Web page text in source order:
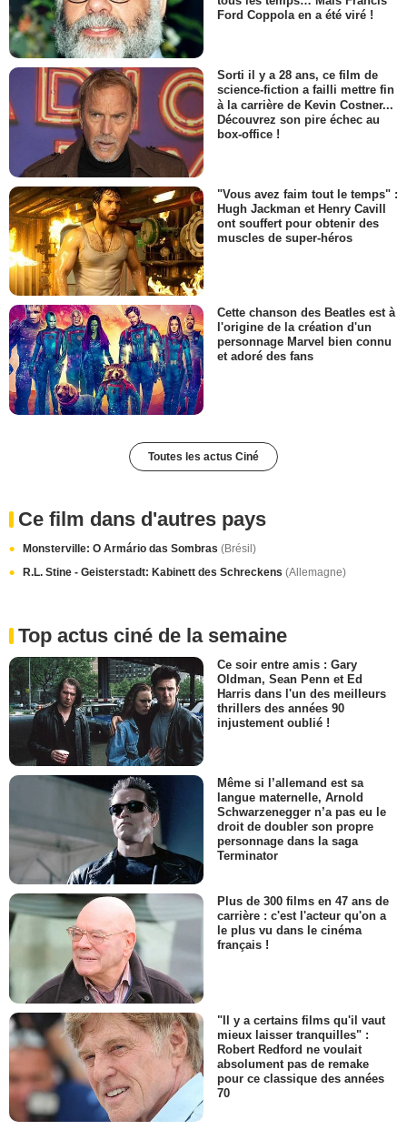
Ford Coppola en a été viré !
Sorti il y a 28 ans, ce film de
science-fiction a failli mettre fin
à la carrière de Kevin Costner...
Découvrez son pire échec au
box-office !
"Vous avez faim tout le temps" :
Hugh Jackman et Henry Cavill
ont souffert pour obtenir des
muscles de super-héros
Cette chanson des Beatles est à
l'origine de la création d'un
personnage Marvel bien connu
et adoré des fans
Toutes les actus Ciné
Ce film dans d'autres pays
Monsterville: O Armário das Sombras (Brésil)
R.L. Stine - Geisterstadt: Kabinett des Schreckens (Allemagne)
Top actus ciné de la semaine
Ce soir entre amis : Gary
Oldman, Sean Penn et Ed
Harris dans l'un des meilleurs
thrillers des années 90
injustement oublié !
Même si l’allemand est sa
langue maternelle, Arnold
Schwarzenegger n’a pas eu le
droit de doubler son propre
personnage dans la saga
Terminator
Plus de 300 films en 47 ans de
carrière : c'est l'acteur qu'on a
le plus vu dans le cinéma
français !
"Il y a certains films qu'il vaut
mieux laisser tranquilles" :
Robert Redford ne voulait
absolument pas de remake
pour ce classique des années
70